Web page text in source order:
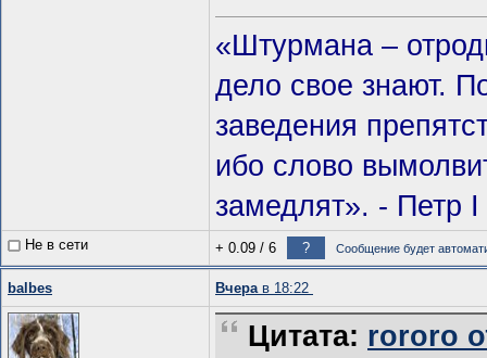
«Штурмана –
дело свое знают.
заведения
ибо слово
замедлят». - Петр I
Не в сети + 0.09 / 6 ? Сообщение будет
balbes Вчерав 18:22
Цитата: rororo